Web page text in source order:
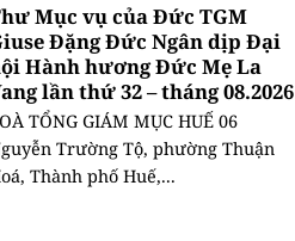
Mục vụ của Đức TGM
Đặng Đức Ngân dịp Đại
Hành hương Đức Mẹ La
lần thứ 32 – tháng 08.2026
TỔNG GIÁM MỤC HUẾ 06
Trường Tộ, phường Thuận
Thành phố Huế,...